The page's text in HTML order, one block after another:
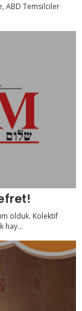
ABD Temsilciler
olduk. Kolektif
hay...